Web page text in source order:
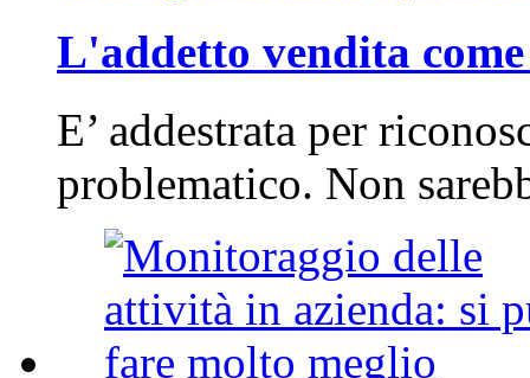
L'addetto vendita
E’ addestrata per
problematico. Non